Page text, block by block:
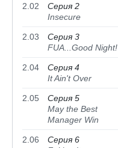
2.02
Серия 2
Insecure
2.03
Серия 3
FUA...Good Night!
2.04
Серия 4
It Ain't Over
2.05
Серия 5
May the Best
Manager Win
2.06
Серия 6